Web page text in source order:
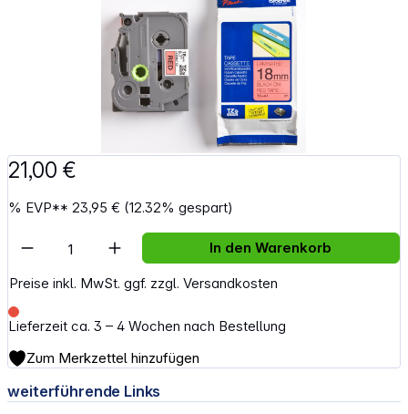
21,00 €
% EVP** 23,95 € (12.32% gespart)
Preise inkl. MwSt. ggf. zzgl. Versandkosten
Lieferzeit ca. 3 – 4 Wochen nach Bestellung
Artikel Anzahl: Gib den gewünschten
In den Warenkorb
Zum Merkzettel hinzufügen
weiterführende Links